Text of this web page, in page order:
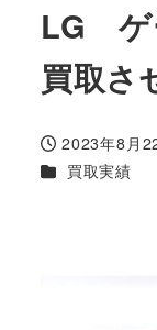
LG ゲ
買取さ
投稿日
2023年8月
カテゴリー
買取実績